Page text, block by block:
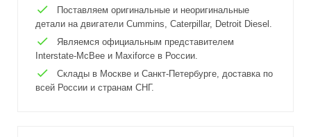
Поставляем оригинальные и неоригинальные
детали на двигатели Cummins, Caterpillar, Detroit Diesel.
Являемся официальным представителем
Interstate-McBee и Maxiforce в России.
Склады в Москве и Санкт-Петербурге, доставка по
всей России и странам СНГ.